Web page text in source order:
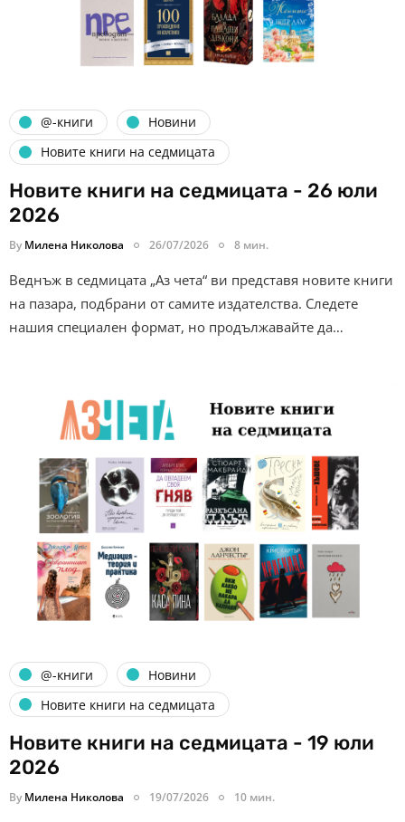
@-книги
Новини
Новите книги на седмицата
Новите книги на седмицата - 26 юли
2026
By Милена Николова 26/07/2026 8 мин.
Веднъж в седмицата „Аз чета“ ви представя новите книги
на пазара, подбрани от самите издателства. Следете
нашия специален формат, но продължавайте да…
@-книги
Новини
Новите книги на седмицата
Новите книги на седмицата - 19 юли
2026
By Милена Николова 19/07/2026 10 мин.